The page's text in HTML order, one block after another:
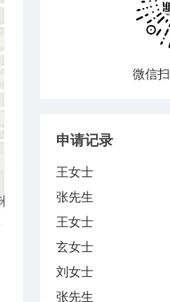
微信
申请记录
王女士
张先生
王女士
玄女士
刘女士
张先生